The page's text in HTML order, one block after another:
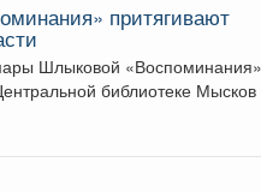
притягивают
Шлыковой
библиотеке